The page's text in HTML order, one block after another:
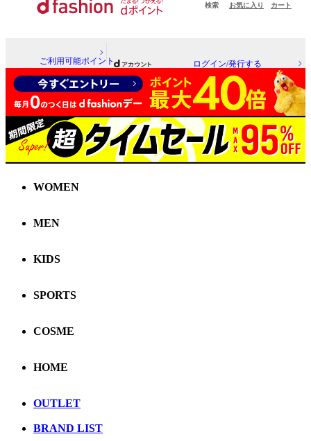
検索 お気に入り カート
ご利用可能ポイント ログイン/発行する
WOMEN
MEN
KIDS
SPORTS
COSME
HOME
OUTLET
BRAND LIST